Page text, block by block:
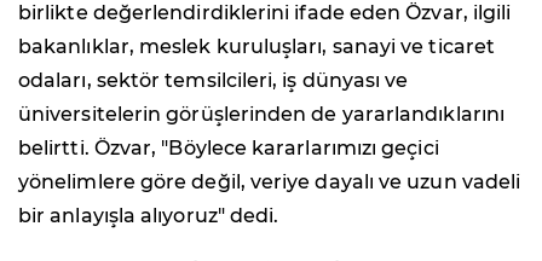
birlikte değerlendirdiklerini ifade eden Özvar, ilgili
bakanlıklar, meslek kuruluşları, sanayi ve ticaret
odaları, sektör temsilcileri, iş dünyası ve
üniversitelerin görüşlerinden de yararlandıklarını
belirtti. Özvar, "Böylece kararlarımızı geçici
yönelimlere göre değil, veriye dayalı ve uzun vadeli
bir anlayışla alıyoruz" dedi.